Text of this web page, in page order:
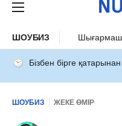
ШОУБИЗ
Бізбен бірге
ШОУБИЗ ЖЕКЕ ӨМІР